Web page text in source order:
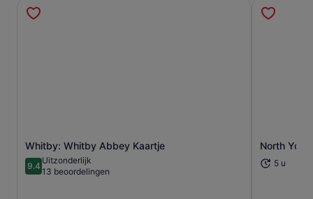
Whitby: Whitby Abbey Kaartje
9.49.4 van 10
Uitzonderlijk
13 beoordelingen
Opent een nieuwe tab North
5 u